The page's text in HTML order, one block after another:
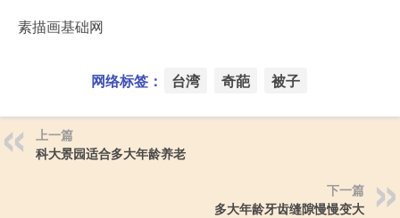
素描画基础网
网络标签： 台湾 奇葩 被子
上一篇
科大景园适合多大年龄养老
下一篇
多大年龄牙齿缝隙慢慢变大